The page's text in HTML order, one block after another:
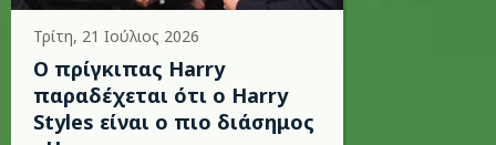
Τρίτη, 21 Ιούλιος 2026
Ο πρίγκιπας Harry
παραδέχεται ότι ο Harry
Styles είναι ο πιο διάσημος